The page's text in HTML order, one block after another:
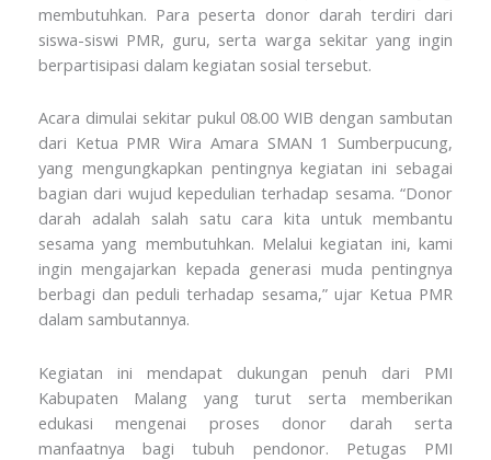
membutuhkan. Para peserta donor darah terdiri dari
siswa-siswi PMR, guru, serta warga sekitar yang ingin
berpartisipasi dalam kegiatan sosial tersebut.
Acara dimulai sekitar pukul 08.00 WIB dengan sambutan
dari Ketua PMR Wira Amara SMAN 1 Sumberpucung,
yang mengungkapkan pentingnya kegiatan ini sebagai
bagian dari wujud kepedulian terhadap sesama. “Donor
darah adalah salah satu cara kita untuk membantu
sesama yang membutuhkan. Melalui kegiatan ini, kami
ingin mengajarkan kepada generasi muda pentingnya
berbagi dan peduli terhadap sesama,” ujar Ketua PMR
dalam sambutannya.
Kegiatan ini mendapat dukungan penuh dari PMI
Kabupaten Malang yang turut serta memberikan
edukasi mengenai proses donor darah serta
manfaatnya bagi tubuh pendonor. Petugas PMI